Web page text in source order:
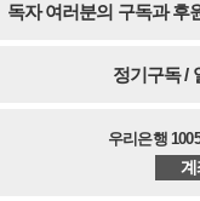
독자 여러분의 구독과 후
정기구독 /
우리은행
계